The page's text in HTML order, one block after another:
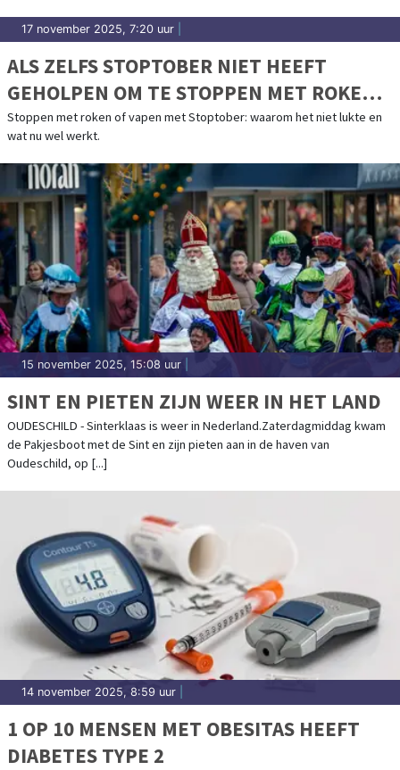
17 november 2025, 7:20 uur
ALS ZELFS STOPTOBER NIET HEEFT
GEHOLPEN OM TE STOPPEN MET ROKEN
OF VAPEN
Stoppen met roken of vapen met Stoptober: waarom het niet lukte en
wat nu wel werkt.
15 november 2025, 15:08 uur
SINT EN PIETEN ZIJN WEER IN HET LAND
OUDESCHILD - Sinterklaas is weer in Nederland.Zaterdagmiddag kwam
de Pakjesboot met de Sint en zijn pieten aan in de haven van
Oudeschild, op [...]
14 november 2025, 8:59 uur
1 OP 10 MENSEN MET OBESITAS HEEFT
DIABETES TYPE 2